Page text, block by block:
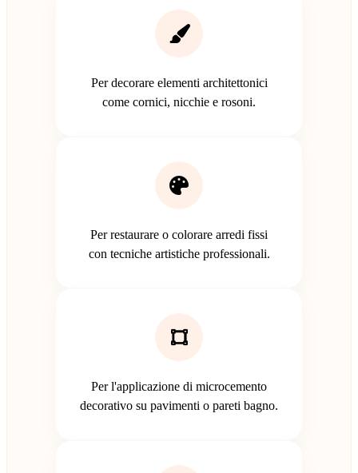
Per decorare elementi architettonici
come cornici, nicchie e rosoni.
Per restaurare o colorare arredi fissi
con tecniche artistiche professionali.
Per l'applicazione di microcemento
decorativo su pavimenti o pareti bagno.